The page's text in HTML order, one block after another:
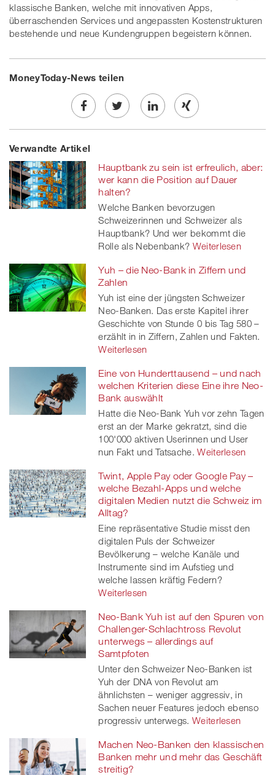
klassische Banken, welche mit innovativen Apps,
überraschenden Services und angepassten Kostenstrukturen
bestehende und neue Kundengruppen begeistern können.
MoneyToday-News teilen
Share
on
Facebook
Twe
on
twitt
er
Share
linkedin
Share
Xing
Verwandte Artikel
Hauptbank zu sein ist erfreulich, aber:
wer kann die Position auf Dauer
halten?
Welche Banken bevorzugen
Schweizerinnen und Schweizer als
Hauptbank? Und wer bekommt die
Rolle als Nebenbank? Weiterlesen
Yuh – die Neo-Bank in Ziffern und
Zahlen
Yuh ist eine der jüngsten Schweizer
Neo-Banken. Das erste Kapitel ihrer
Geschichte von Stunde 0 bis Tag 580 –
erzählt in in Ziffern, Zahlen und Fakten.
Weiterlesen
Eine von Hunderttausend – und nach
welchen Kriterien diese Eine ihre Neo-
Bank auswählt
Hatte die Neo-Bank Yuh vor zehn Tagen
erst an der Marke gekratzt, sind die
100'000 aktiven Userinnen und User
nun Fakt und Tatsache. Weiterlesen
Twint, Apple Pay oder Google Pay –
welche Bezahl-Apps und welche
digitalen Medien nutzt die Schweiz im
Alltag?
Eine repräsentative Studie misst den
digitalen Puls der Schweizer
Bevölkerung – welche Kanäle und
Instrumente sind im Aufstieg und
welche lassen kräftig Federn?
Weiterlesen
Neo-Bank Yuh ist auf den Spuren von
Challenger-Schlachtross Revolut
unterwegs – allerdings auf
Samtpfoten
Unter den Schweizer Neo-Banken ist
Yuh der DNA von Revolut am
ähnlichsten – weniger aggressiv, in
Sachen neuer Features jedoch ebenso
progressiv unterwegs. Weiterlesen
Machen Neo-Banken den klassischen
Banken mehr und mehr das Geschäft
streitig?